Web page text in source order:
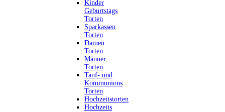
Kinder
Geburtstags
Torten
Sparkassen
Torten
Damen
Torten
Männer
Torten
Tauf- und
Kommunions
Torten
Hochzeitstorten
Hochzeits